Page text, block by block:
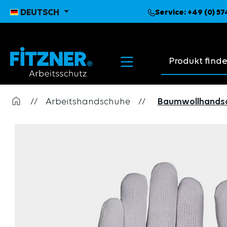
Zur Hauptnavigation springen
DEUTSCH Service: +49 (0)
// Arbeitshandschuhe //